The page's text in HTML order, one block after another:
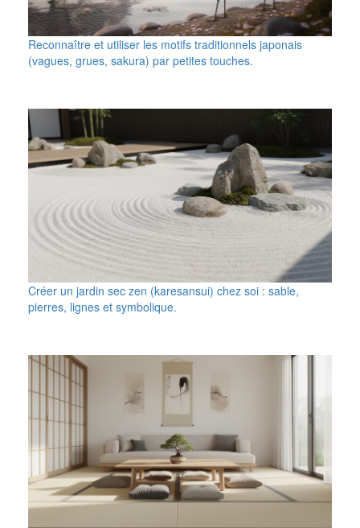
Reconnaître et utiliser les motifs traditionnels japonais
(vagues, grues, sakura) par petites touches.
Créer un jardin sec zen (karesansui) chez soi : sable,
pierres, lignes et symbolique.